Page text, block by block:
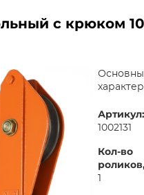
с крюком 10
Артикул:
1002131
Кол-во